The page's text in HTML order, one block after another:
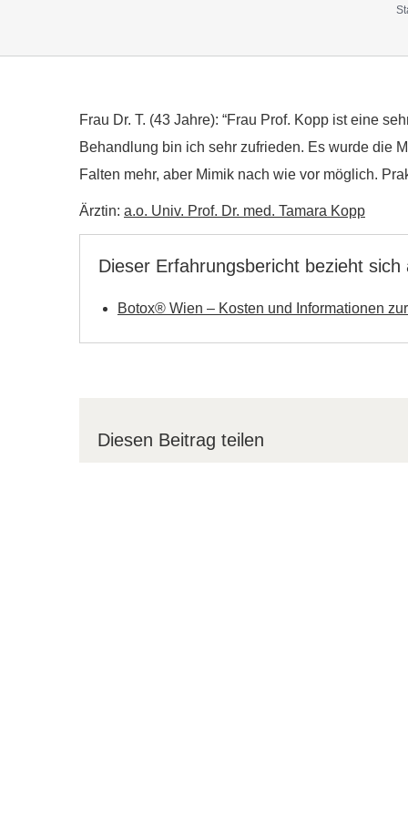
Frau Dr. T. (43 Jahre): “Frau Prof. Kopp ist eine
Behandlung bin ich sehr zufrieden. Es wurde die
Falten mehr, aber Mimik nach wie vor möglich.
Ärztin: a.o. Univ. Prof. Dr. med. Tamara Kopp
Dieser Erfahrungsbericht bezieht
Botox® Wien – Kosten und Informationen
Diesen Beitrag teilen